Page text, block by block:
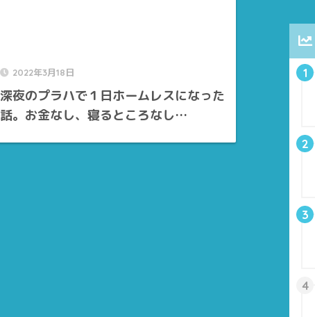
2022年3月18日
深夜のプラハで１日ホームレスになった
話。お金なし、寝るところなし…
1
2
3
4